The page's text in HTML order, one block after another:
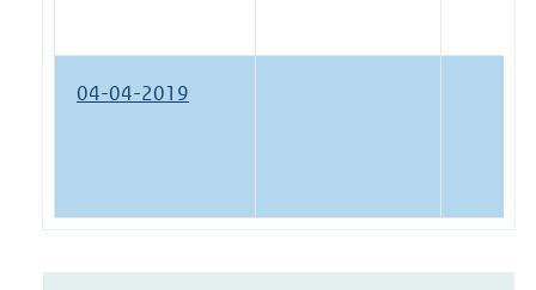
04-04-2019